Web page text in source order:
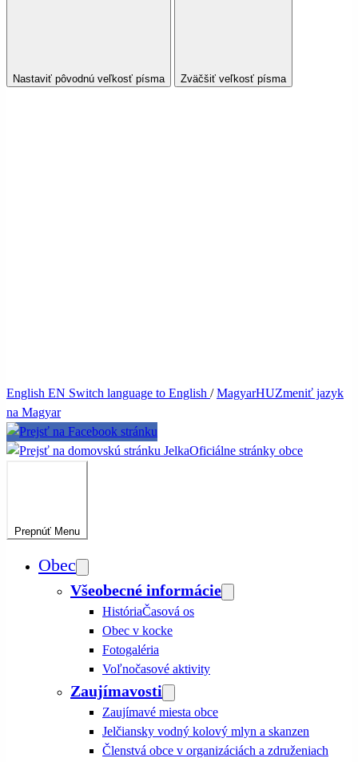
Nastaviť pôvodnú veľkosť písma Zväčšiť veľkosť písma
English EN Switch language to English /MagyarHUZmeniť jazyk
na Magyar
JelkaOficiálne stránky obce
Prepnúť Menu
Obec
Všeobecné informácie
HistóriaČasová os
Obec v kocke
Fotogaléria
Voľnočasové aktivity
Zaujímavosti
Zaujímavé miesta obce
Jelčiansky vodný kolový mlyn a skanzen
Členstvá obce v organizáciách a združeniach